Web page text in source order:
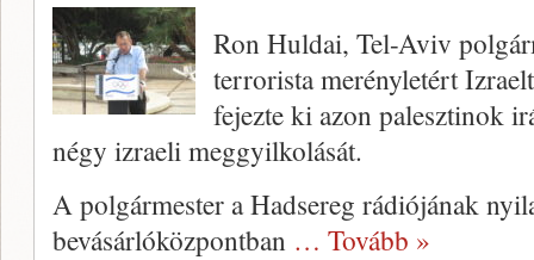
Ron Huldai, Tel-Aviv
terrorista merényletért
fejezte ki azon palesztinok
négy izraeli meggyilkolását.
A polgármester a Hadsereg rádiójának
bevásárlóközpontban … Tovább »